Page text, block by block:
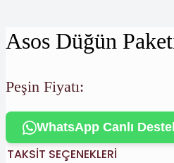
Asos Düğün
Peşin Fiyatı:
WhatsApp Canlı
TAKSIT SEÇENEKLERI